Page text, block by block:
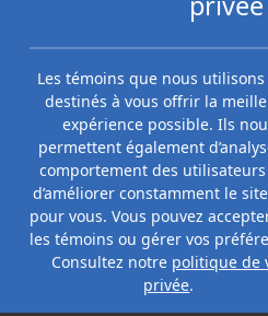
Mise à jour le juillet
Les prêts sans
aider les citoyens
un faible historique
L'aide sociale
Par Caitlin Wood
Mise à jour le juillet
Si vous vivez au
Les témoins que nous
destinés à vous offrir la
expérience possible. Ils
permettent également
comportement des
d’améliorer constamment le
pour vous. Vous pouvez
les témoins ou gérer vos
Consultez notre politique de
privée.